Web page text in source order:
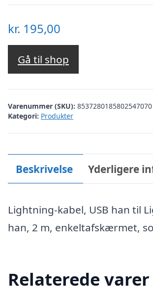
kr. 195,00
Gå til shop
Varenummer (SKU): 8537280185802547070
Kategori: Produkter
Beskrivelse Yderligere
Lightning-kabel, USB han til
han, 2 m, enkeltafskærmet,
Relaterede varer